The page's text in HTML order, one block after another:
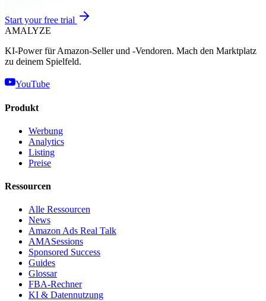
Start your free trial
AMALYZE
KI-Power für Amazon-Seller und -Vendoren. Mach den Marktplatz
zu deinem Spielfeld.
YouTube
Produkt
Werbung
Analytics
Listing
Preise
Ressourcen
Alle Ressourcen
News
Amazon Ads Real Talk
AMASessions
Sponsored Success
Guides
Glossar
FBA-Rechner
KI & Datennutzung